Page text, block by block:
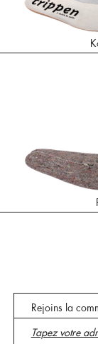
Rejoins la